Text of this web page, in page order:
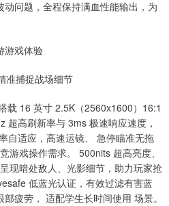
问题，全程保持满血性能输出，为
游戏体验
准捕捉战场细节
载 16 英寸 2.5K（2560x1600）16:1
超高刷新率与 3ms 极速响应速度，
自适应，高速运镜、 急停瞄准无拖
游戏操作需求。 500nits 超高亮度、
现暗处敌人、光影细节，助力玩家抢
低蓝光认证，有效过滤有害蓝
疲劳， 适配学生长时间使用 场景。